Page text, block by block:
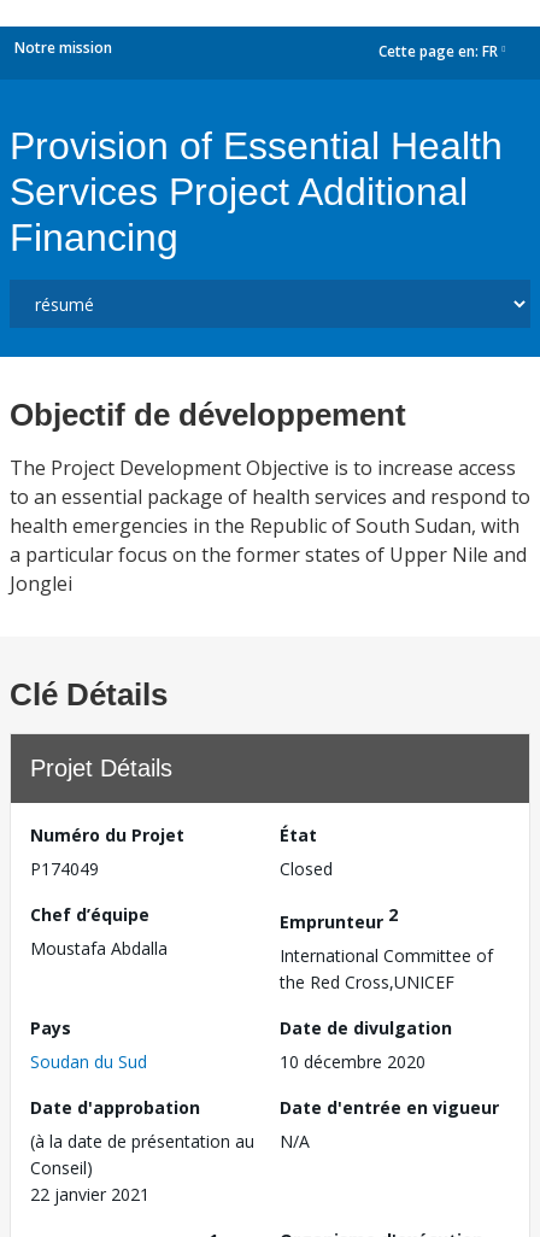
Notre mission Cette page en: FR
Provision of Essential Health
Services Project Additional
Financing
Objectif de développement
The Project Development Objective is to increase access
to an essential package of health services and respond to
health emergencies in the Republic of South Sudan, with
a particular focus on the former states of Upper Nile and
Jonglei
Clé Détails
Projet Détails
Numéro du Projet
P174049
État
Closed
Chef d’équipe
Moustafa Abdalla
Emprunteur 2
International Committee of
the Red Cross,UNICEF
Pays
Soudan du Sud
Date de divulgation
10 décembre 2020
Date d'approbation
(à la date de présentation au
Conseil)
22 janvier 2021
Date d'entrée en vigueur
N/A